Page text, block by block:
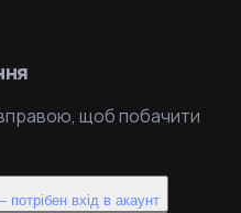
щоб побачити
потрібен вхід в акаунт